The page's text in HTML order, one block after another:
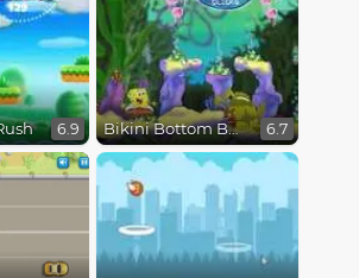
6.9 Bikini Bottom Button Bash 6.7